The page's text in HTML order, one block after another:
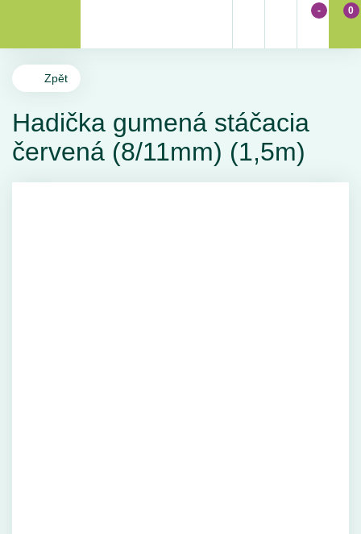
- 0
Zpět
Hadička gumená stáčacia
červená (8/11mm) (1,5m)